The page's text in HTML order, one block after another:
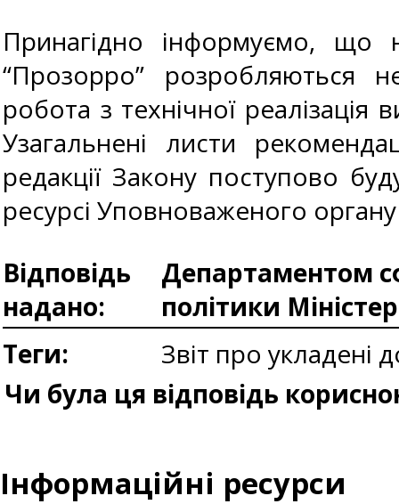
Принагідно інформуємо, що
“Прозорро” розробляються
робота з технічної реалізація
Узагальнені листи
редакції Закону поступово
ресурсі Уповноваженого
Відповідь
надано:
Департаментом
політики
Теги:
Звіт про укладені
Чи була ця відповідь
Інформаційні ресурси